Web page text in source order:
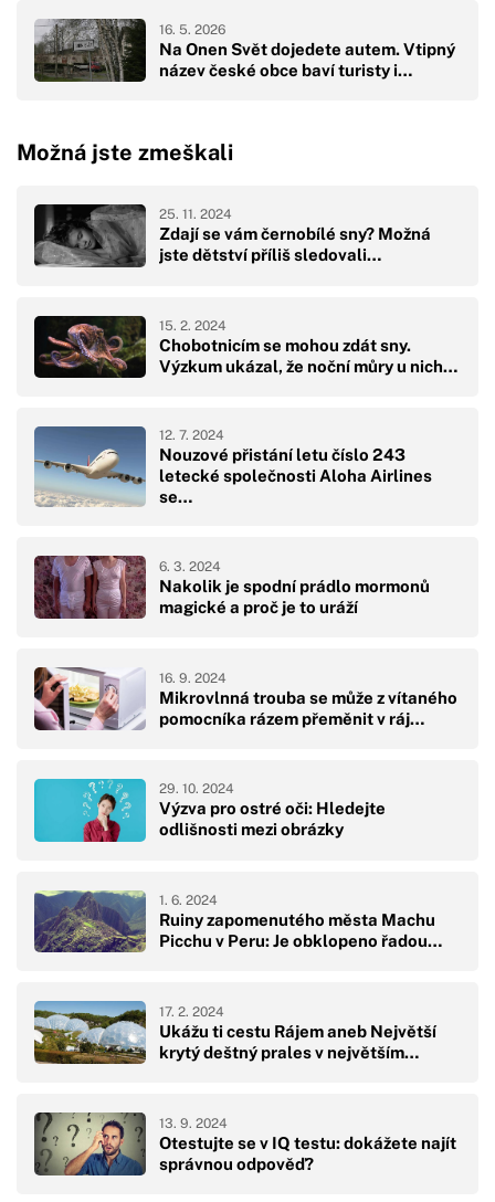
Na Onen Svět dojedete autem. Vtipný
název české obce baví turisty i…
16. 5. 2026
Možná jste zmeškali
Zdají se vám černobílé sny? Možná
jste dětství příliš sledovali…
25. 11. 2024
Chobotnicím se mohou zdát sny.
Výzkum ukázal, že noční můry u nich…
15. 2. 2024
Nouzové přistání letu číslo 243
letecké společnosti Aloha Airlines
se…
12. 7. 2024
Nakolik je spodní prádlo mormonů
magické a proč je to uráží
6. 3. 2024
Mikrovlnná trouba se může z vítaného
pomocníka rázem přeměnit v ráj…
16. 9. 2024
Výzva pro ostré oči: Hledejte
odlišnosti mezi obrázky
29. 10. 2024
Ruiny zapomenutého města Machu
Picchu v Peru: Je obklopeno řadou…
1. 6. 2024
Ukážu ti cestu Rájem aneb Největší
krytý deštný prales v největším…
17. 2. 2024
Otestujte se v IQ testu: dokážete najít
správnou odpověď?
13. 9. 2024